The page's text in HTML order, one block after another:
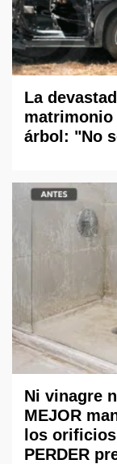
La
matrimonio
árbol: "No
Ni vinagre
MEJOR
los
PERDER